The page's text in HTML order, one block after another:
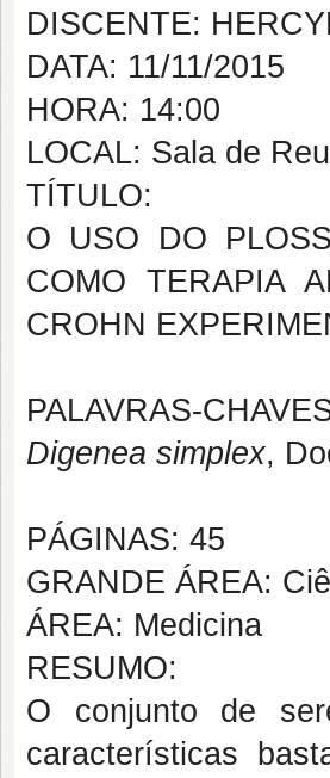
DISCENTE:
DATA: 11/11/2015
HORA: 14:00
LOCAL: Sala de
TÍTULO:
O USO DO
COMO TERAPIA
CROHN
PALAVRAS-
Digenea simplex,
PÁGINAS: 45
GRANDE ÁREA:
ÁREA: Medicina
RESUMO:
O conjunto de
características